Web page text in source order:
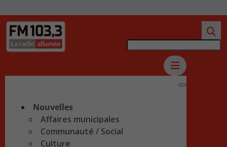
Nouvelles
Affaires municipales
Communauté / Social
Culture